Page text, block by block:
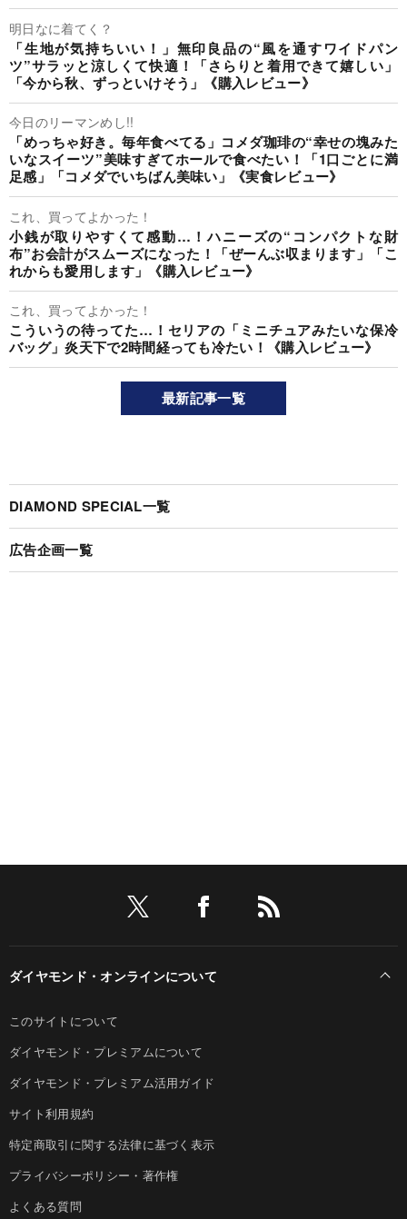
明日なに着てく？
「生地が気持ちいい！」無印良品の“風を通すワイドパン
ツ”サラッと涼しくて快適！「さらりと着用できて嬉しい」
「今から秋、ずっといけそう」《購入レビュー》
今日のリーマンめし!!
「めっちゃ好き。毎年食べてる」コメダ珈琲の“幸せの塊みた
いなスイーツ”美味すぎてホールで食べたい！「1口ごとに満
足感」「コメダでいちばん美味い」《実食レビュー》
これ、買ってよかった！
小銭が取りやすくて感動…！ハニーズの“コンパクトな財
布”お会計がスムーズになった！「ぜーんぶ収まります」「こ
れからも愛用します」《購入レビュー》
これ、買ってよかった！
こういうの待ってた…！セリアの「ミニチュアみたいな保冷
バッグ」炎天下で2時間経っても冷たい！《購入レビュー》
最新記事一覧
DIAMOND SPECIAL一覧
広告企画一覧
ダイヤモンド・オンラインについて
このサイトについて
ダイヤモンド・プレミアムについて
ダイヤモンド・プレミアム活用ガイド
サイト利用規約
特定商取引に関する法律に基づく表示
プライバシーポリシー・著作権
よくある質問